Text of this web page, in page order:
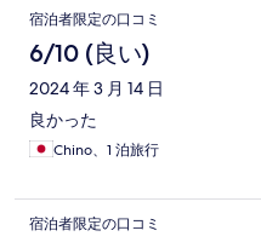
宿泊者限定の口コミ
6/10 (良い)
2024 年 3 月 14 日
良かった
Chino、1 泊旅行
宿泊者限定の口コミ